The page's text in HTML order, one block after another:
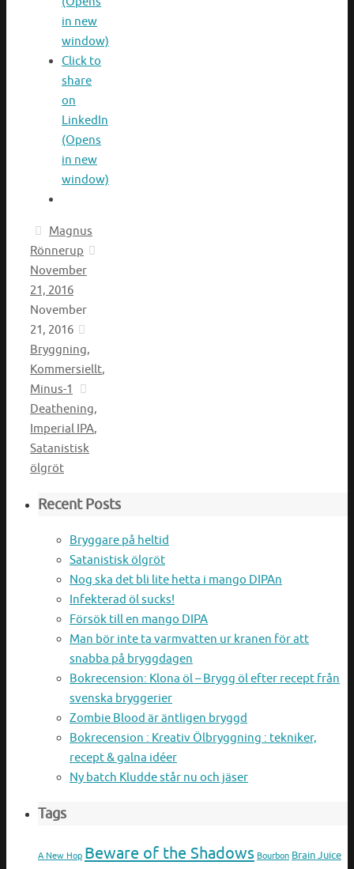
in new
window)
Click to
share
on
LinkedIn
(Opens
in new
window)
Magnus
Rönnerup
November
21, 2016
November
21, 2016
Bryggning,
Kommersiellt,
Minus-1
Deathening,
Imperial IPA,
Satanistisk
ölgröt
Recent Posts
Bryggare på heltid
Satanistisk ölgröt
Nog ska det bli lite hetta i mango DIPAn
Infekterad öl sucks!
Försök till en mango DIPA
Man bör inte ta varmvatten ur kranen för att
snabba på bryggdagen
Bokrecension: Klona öl – Brygg öl efter recept från
svenska bryggerier
Zombie Blood är äntligen bryggd
Bokrecension : Kreativ Ölbryggning : tekniker,
recept & galna idéer
Ny batch Kludde står nu och jäser
Tags
A New Hop Beware of the Shadows Bourbon Brain Juice